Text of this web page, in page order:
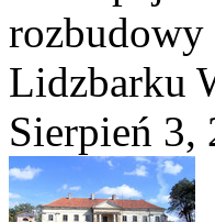
rozbudowy
Lidzbarku
Sierpień 3,